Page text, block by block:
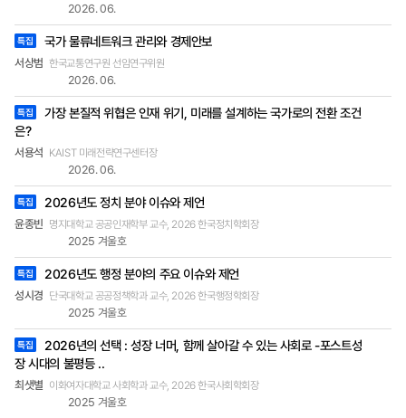
에 특화된 초거대 AI 서비스(정책연구 AI) 구축·운영
으로 연구 및 정책 개발 역량이 극대화 될 것으로 기
연구수행, 연구보조 및 지원, 결과 활용 및 성과 확산
의 네 가지 주요 기능으로 구성될 예정이다. 연구계
서 분석, 보고서 요약, 유사·관련 연구 분석, 관계도
생성 등 연구 수행을 지원한다. 연구보조 및 지원부
분은 회의록 생성, 문법·맞춤법·문맥 오류 탐지, 다국
성과 확산 부분은 연구보고서 활용, 발표자료 생성
등 연구 결과 활용 및 성과 확산을 위한 데이터 생성
과 인터페이스를 제공한다. 이러한 구성은 연구자에
공함으로써 연구 관련 자료 수집·분석· 요약에 드는
시간과 비용을 크게 절감할 것이다. 연구지원(행정)
구 사전점검을 더 쉽게 할 수 있게 될 것이다. 또한
2026. 06.
특집 국가 물류네트워크 관리와 경제안보
서상범 한국교통연구원 선임연구위원
2026. 06.
특집
가장 본질적 위협은 인재 위기, 미래를 설계하는 국가로의 전환 조건
은?
서용석 KAIST 미래전략연구센터장
2026. 06.
특집 2026년도 정치 분야 이슈와 제언
윤종빈 명지대학교 공공인재학부 교수, 2026 한국정치학회장
2025 겨울호
특집 2026년도 행정 분야의 주요 이슈와 제언
성시경 단국대학교 공공정책학과 교수, 2026 한국행정학회장
2025 겨울호
특집
2026년의 선택 : 성장 너머, 함께 살아갈 수 있는 사회로 -포스트성
장 시대의 불평등 ..
최샛별 이화여자대학교 사회학과 교수, 2026 한국사회학회장
2025 겨울호